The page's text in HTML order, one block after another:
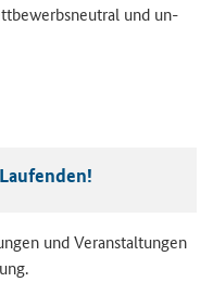
und un­
und Ver­an­stal­tun­gen